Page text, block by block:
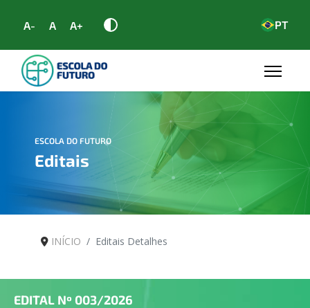
A- A A+ PT
ESCOLA DO FUTURO
Editais
INÍCIO Editais Detalhes
EDITAL Nº 003/2026